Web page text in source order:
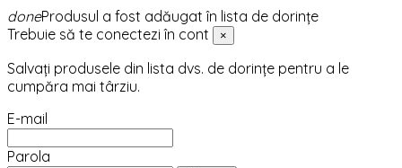
doneProdusul a fost adăugat în lista de dorințe
Trebuie să te conectezi în cont
×
Salvați produsele din lista dvs. de dorințe pentru a le
cumpăra mai târziu.
E-mail
Parola